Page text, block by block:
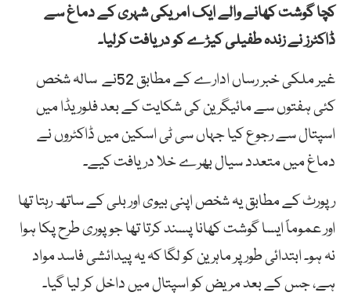
کچا گوشت کھانے والے ایک امریکی شہری کے دماغ سے
ڈاکٹرز نے زندہ طفیلی کیڑے کو دریافت کرلیا۔
غیر ملکی خبر رساں ادارے کے مطابق 52نے سالہ شخص
کئی ہفتوں سے مائیگرین کی شکایت کے بعد فلوریڈا میں
اسپتال سے رجوع کیا جہاں سی ٹی اسکین میں ڈاکٹروں نے
دماغ میں متعدد سیال بھرے خلا دریافت کیے۔
رپورٹ کے مطابق یہ شخص اپنی بیوی اور بلی کے ساتھ رہتا تھا
اور عموماً ایسا گوشت کھانا پسند کرتا تھا جو پوری طرح پکا ہوا
نہ ہو۔ ابتدائی طور پر ماہرین کو لگا کہ یہ پیدائشی فاسد مواد
ہے، جس کے بعد مریض کو اسپتال میں داخل کر لیا گیا۔